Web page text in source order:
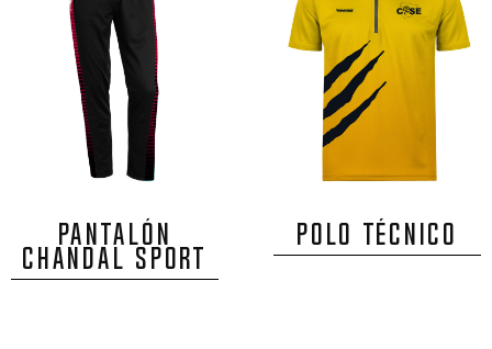
PANTALÓN
CHANDAL SPORT
POLO TÉCNICO